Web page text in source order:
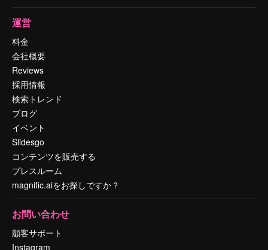
運営
料金
会社概要
Reviews
採用情報
検索トレンド
ブログ
イベント
Slidesgo
コンテンツを販売する
プレスルーム
magnific.aiをお探しですか？
お問い合わせ
顧客サポート
Instagram